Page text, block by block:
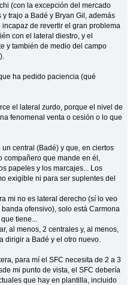
(con la excepción del mercado
trajo a Badé y Bryan Gil, además
de revertir el gran problema
con el lateral diestro, y el
y también de medio del campo
ha pedido paciencia (qué
el lateral zurdo, porque el nivel de
fenomenal venta o cesión o lo que
central (Badé) y que, en ciertos
compañero que mande en él,
papeles y los marcajes... Los
exigible ni para ser suplentes del
mi no es lateral derecho (sí lo veo
ofensivo), solo está Carmona
tiene...
al menos, 2 centrales y, al menos,
dirigir a Badé y el otro nuevo.
para mí el SFC necesita de 2 a 3
mi punto de vista, el SFC debería
que hay en plantilla, incluido